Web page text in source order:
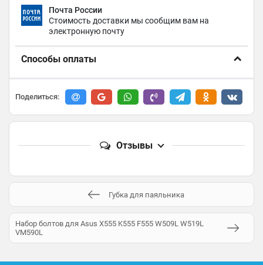
Почта России
Стоимость доставки мы сообщим вам на
электронную почту
Способы оплаты
Поделиться:
Отзывы
Губка для паяльника
Набор болтов для Asus X555 K555 F555 W509L W519L
VM590L